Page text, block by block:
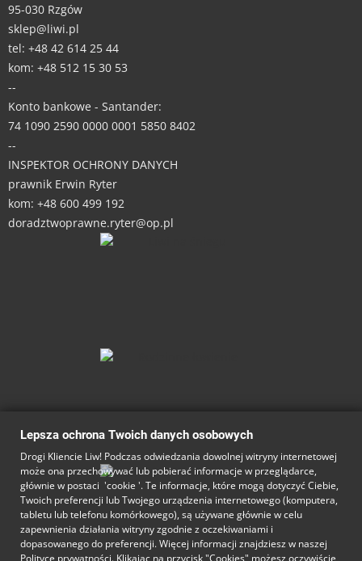
95-030 Rzgów
sklep@liwi.pl
tel: +48 42 614 25 44
kom: +48 512 15 30 53
--
Konto bankowe - Santander:
74 1090 2590 0000 0001 5850 8402
--
INSPEKTOR OCHRONY DANYCH
prawnik Erwin Ryter
kom: +48 600 499 192
doradztwoprawne.ryter@op.pl
Lepsza ochrona Twoich danych osobowych
Drogi Kliencie Liw! Podczas odwiedzania dowolnej witryny internetowej
może ona przechowywać lub pobierać informacje w przeglądarce,
głównie w postaci 'cookie '. Te informacje, które mogą dotyczyć Ciebie,
Twoich preferencji lub Twojego urządzenia internetowego (komputera,
tabletu lub telefonu komórkowego), są używane głównie w celu
zapewnienia działania witryny zgodnie z oczekiwaniami i
dopasowanego do preferencji. Więcej informacji znajdziesz w naszej
Polityce prywatności. Klikając na przycisk "Cookies" możesz oczywiście